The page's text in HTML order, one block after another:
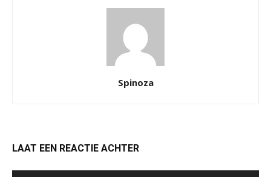
Spinoza
LAAT EEN REACTIE ACHTER